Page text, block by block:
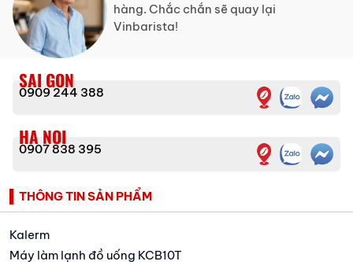
hàng. Chắc chắn sẽ quay lại
Vinbarista!
SAI GON
0909 244 388
HA NOI
0907 838 395
THÔNG TIN SẢN PHẨM
Kalerm
Máy làm lạnh đồ uống KCB10T